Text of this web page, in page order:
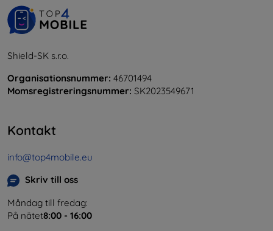
Shield-SK s.r.o.
Organisationsnummer: 46701494
Momsregistreringsnummer: SK2023549671
Kontakt
info@top4mobile.eu
Skriv till oss
Måndag till fredag:
På nätet8:00 - 16:00